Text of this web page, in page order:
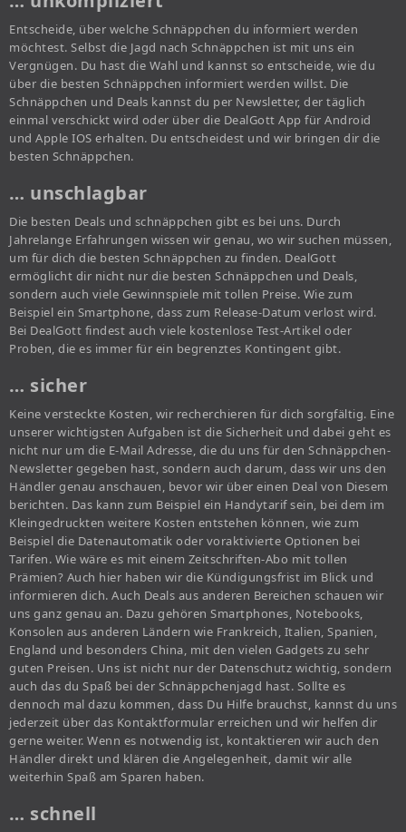
Entscheide, über welche Schnäppchen du informiert werden
möchtest. Selbst die Jagd nach Schnäppchen ist mit uns ein
Vergnügen. Du hast die Wahl und kannst so entscheide, wie du
über die besten Schnäppchen informiert werden willst. Die
Schnäppchen und Deals kannst du per Newsletter, der täglich
einmal verschickt wird oder über die DealGott App für Android
und Apple IOS erhalten. Du entscheidest und wir bringen dir die
besten Schnäppchen.
… unschlagbar
Die besten Deals und schnäppchen gibt es bei uns. Durch
Jahrelange Erfahrungen wissen wir genau, wo wir suchen müssen,
um für dich die besten Schnäppchen zu finden. DealGott
ermöglicht dir nicht nur die besten Schnäppchen und Deals,
sondern auch viele Gewinnspiele mit tollen Preise. Wie zum
Beispiel ein Smartphone, dass zum Release-Datum verlost wird.
Bei DealGott findest auch viele kostenlose Test-Artikel oder
Proben, die es immer für ein begrenztes Kontingent gibt.
… sicher
Keine versteckte Kosten, wir recherchieren für dich sorgfältig. Eine
unserer wichtigsten Aufgaben ist die Sicherheit und dabei geht es
nicht nur um die E-Mail Adresse, die du uns für den Schnäppchen-
Newsletter gegeben hast, sondern auch darum, dass wir uns den
Händler genau anschauen, bevor wir über einen Deal von Diesem
berichten. Das kann zum Beispiel ein Handytarif sein, bei dem im
Kleingedruckten weitere Kosten entstehen können, wie zum
Beispiel die Datenautomatik oder voraktivierte Optionen bei
Tarifen. Wie wäre es mit einem Zeitschriften-Abo mit tollen
Prämien? Auch hier haben wir die Kündigungsfrist im Blick und
informieren dich. Auch Deals aus anderen Bereichen schauen wir
uns ganz genau an. Dazu gehören Smartphones, Notebooks,
Konsolen aus anderen Ländern wie Frankreich, Italien, Spanien,
England und besonders China, mit den vielen Gadgets zu sehr
guten Preisen. Uns ist nicht nur der Datenschutz wichtig, sondern
auch das du Spaß bei der Schnäppchenjagd hast. Sollte es
dennoch mal dazu kommen, dass Du Hilfe brauchst, kannst du uns
jederzeit über das Kontaktformular erreichen und wir helfen dir
gerne weiter. Wenn es notwendig ist, kontaktieren wir auch den
Händler direkt und klären die Angelegenheit, damit wir alle
weiterhin Spaß am Sparen haben.
… schnell